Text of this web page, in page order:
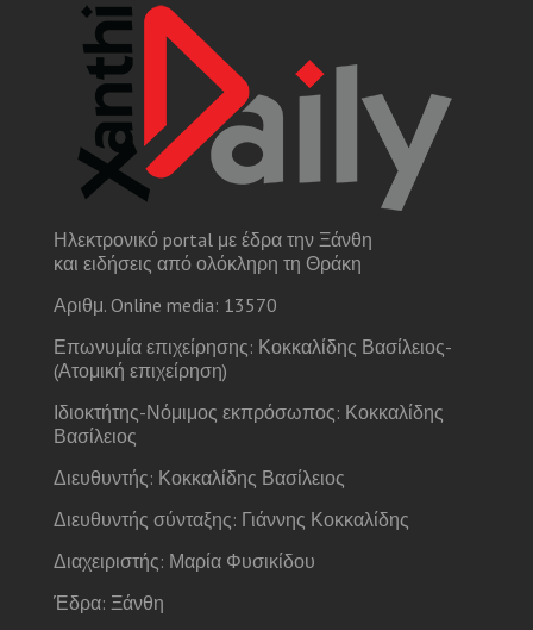
Ηλεκτρονικό portal με έδρα την Ξάνθη
και ειδήσεις από ολόκληρη τη Θράκη
Αριθμ. Online media: 13570
Επωνυμία επιχείρησης: Κοκκαλίδης Βασίλειος-
(Ατομική επιχείρηση)
Ιδιοκτήτης-Νόμιμος εκπρόσωπος: Κοκκαλίδης
Βασίλειος
Διευθυντής: Κοκκαλίδης Βασίλειος
Διευθυντής σύνταξης: Γιάννης Κοκκαλίδης
Διαχειριστής: Μαρία Φυσικίδου
Έδρα: Ξάνθη